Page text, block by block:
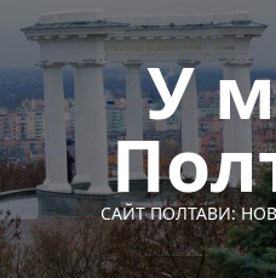
Перейти
вмісту
У
САЙТ ПОЛТАВИ: